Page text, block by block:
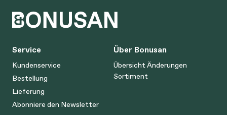
Service
Kundenservice
Bestellung
Lieferung
Abonniere den Newsletter
Über Bonusan
Übersicht Änderungen
Sortiment